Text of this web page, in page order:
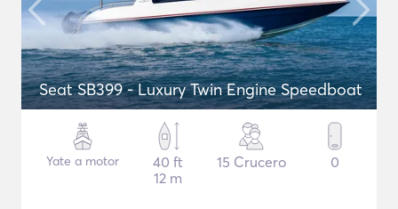
Seat SB399 - Luxury Twin Engine Speedboat
Yate a motor
40 ft
12 m
15 Crucero 0